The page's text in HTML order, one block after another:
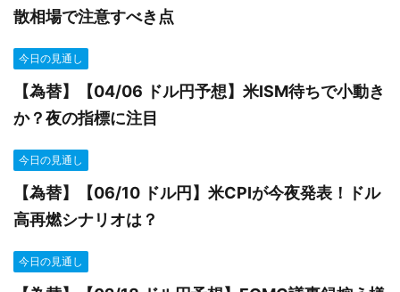
散相場で注意すべき点
今日の見通し
【為替】【04/06 ドル円予想】米ISM待ちで小動き
か？夜の指標に注目
今日の見通し
【為替】【06/10 ドル円】米CPIが今夜発表！ドル
高再燃シナリオは？
今日の見通し